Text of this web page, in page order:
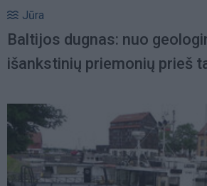
Jūra
Baltijos dugnas: nuo
išankstinių priemonių prieš